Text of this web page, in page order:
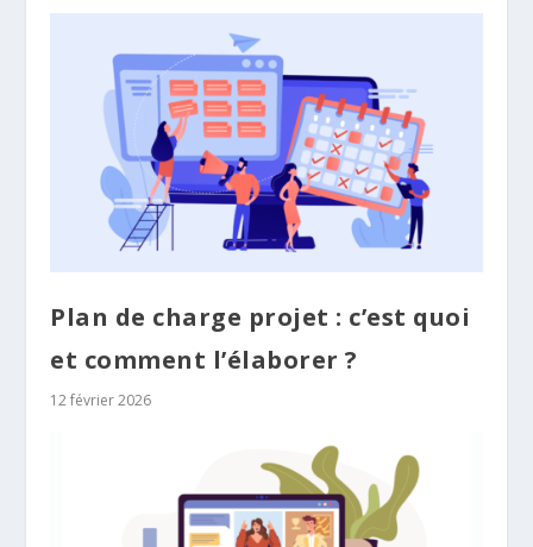
Plan de charge projet : c’est quoi
et comment l’élaborer ?
12 février 2026